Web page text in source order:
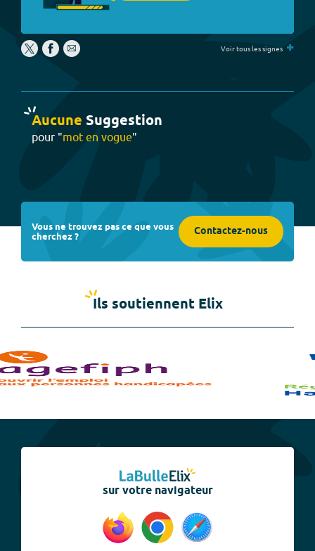
Voir tous les signes +
Aucune Suggestion
pour "mot en vogue"
Vous ne trouvez pas ce que vous
cherchez ? Contactez-nous
Ils soutiennent Elix
sur votre navigateur